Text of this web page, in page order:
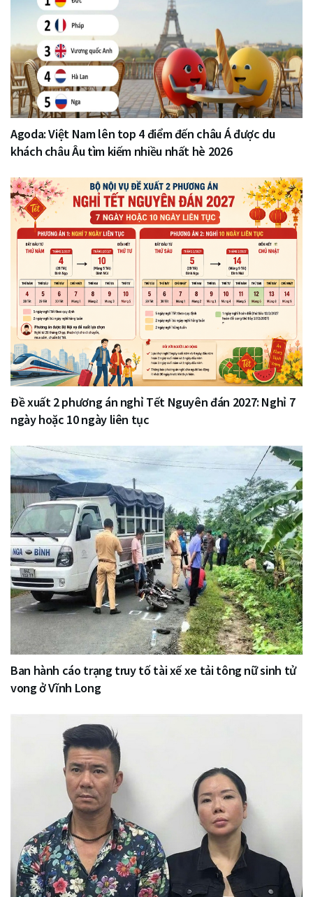
Agoda: Việt Nam lên top 4 điểm đến châu Á được du
khách châu Âu tìm kiếm nhiều nhất hè 2026
Đề xuất 2 phương án nghỉ Tết Nguyên đán 2027: Nghỉ 7
ngày hoặc 10 ngày liên tục
Ban hành cáo trạng truy tố tài xế xe tải tông nữ sinh tử
vong ở Vĩnh Long